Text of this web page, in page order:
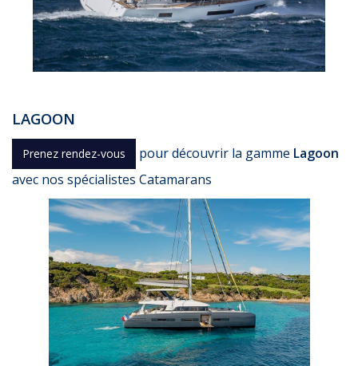
LAGOON
Prenez rendez-vous pour découvrir la gamme Lagoon
avec nos spécialistes Catamarans